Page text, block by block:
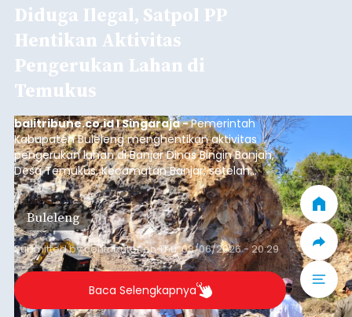
Diduga Ilegal, Satpol PP
Hentikan Aktivitas
Pengerukan Lahan di
Temukus
balitribune.co.id I Singaraja -Pemerintah
Kabupaten Buleleng menghentikan aktivitas
pengerukan lahan di Banjar Dinas Bingin Banjah,
Desa Temukus, Kecamatan Banjar, setelah
ditemukan indikasi kegiatan pengambilan
material yang tidak sesuai dengan peruntukan
kawasan.
Buleleng
Submitted bycontributoronThu, 08/06/2026 - 20:29
Baca Selengkapnya